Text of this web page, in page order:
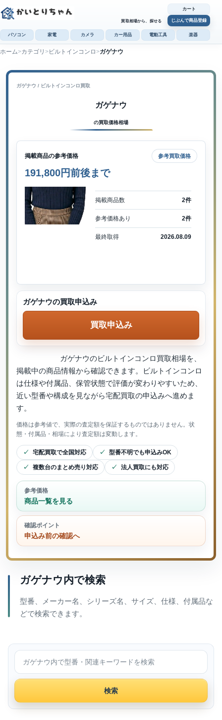
買取相場から、探せる
カート
じぶんで商品登録
パソコン 家電 カメラ カー用品 電動工具 楽器
ホーム カテゴリ ビルトインコンロ ガゲナウ
ガゲナウ / ビルトインコンロ買取
ガゲナウ
の買取価格相場
掲載商品の参考価格 参考買取価格
191,800円前後まで
掲載商品数 2件
参考価格あり 2件
最終取得 2026.08.09
ガゲナウのビルトインコンロ買取相場を、
掲載中の商品情報から確認できます。ビルトインコンロ
は仕様や付属品、保管状態で評価が変わりやすいため、
近い型番や構成を見ながら宅配買取の申込みへ進めま
す。
価格は参考値で、実際の査定額を保証するものではありません。状
態・付属品・相場により査定額は変動します。
宅配買取で全国対応 型番不明でも申込みOK
複数台のまとめ売り対応 法人買取にも対応
参考価格
商品一覧を見る
確認ポイント
申込み前の確認へ
ガゲナウの買取申込み
買取申込み
ガゲナウ内で検索
型番、メーカー名、シリーズ名、サイズ、仕様、付属品な
どで検索できます。
ガゲナウ内で検索
検索